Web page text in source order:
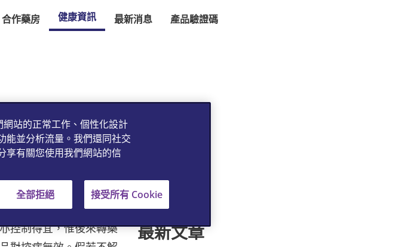
合作藥房 健康資訊 最新消息 產品驗證碼
控制得宜，惟後來轉藥
最新文章
站的正常工作、個性化設計
能並分析流量。我們還同社交
享有關您使用我們網站的信
全部拒絕 接受所有 Cookie